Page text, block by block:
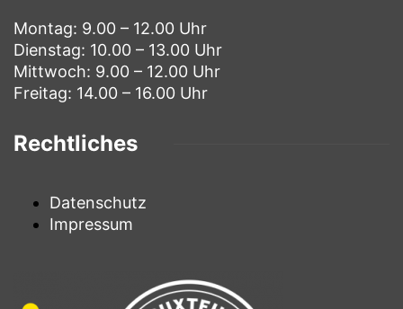
Montag: 9.00 – 12.00 Uhr
Dienstag: 10.00 – 13.00 Uhr
Mittwoch: 9.00 – 12.00 Uhr
Freitag: 14.00 – 16.00 Uhr
Rechtliches
Datenschutz
Impressum